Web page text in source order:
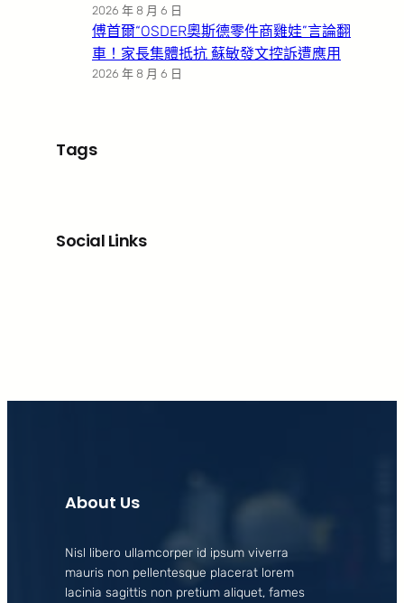
2026 年 8 月 6 日
傅首爾“OSDER奧斯德零件商雞娃”言論翻
車！家長集體抵抗 蘇敏發文控訴遭應用
2026 年 8 月 6 日
Tags
Social Links
About Us
Nisl libero ullamcorper id ipsum viverra
mauris non pellentesque placerat lorem
lacinia sagittis non pretium aliquet, fames